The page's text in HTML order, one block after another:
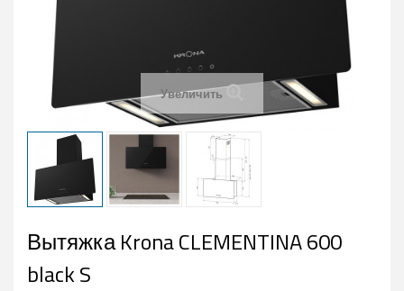
Увеличить
Вытяжка Krona CLEMENTINA 600
black S